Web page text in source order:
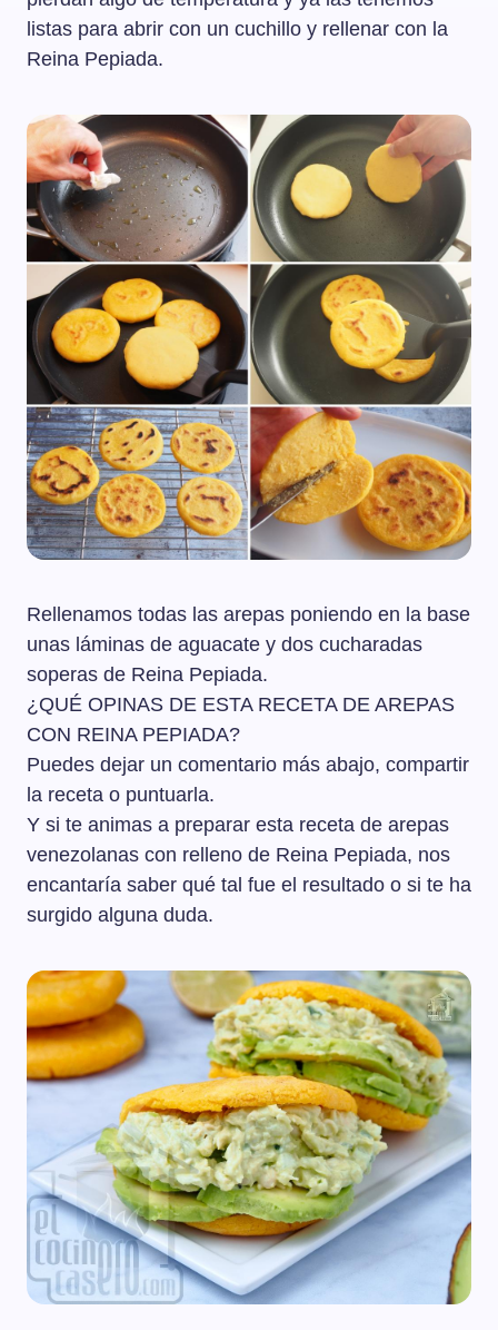
listas para abrir con un cuchillo y rellenar con la
Reina Pepiada.
Rellenamos todas las arepas poniendo en la base
unas láminas de aguacate y dos cucharadas
soperas de Reina Pepiada.
¿QUÉ OPINAS DE ESTA RECETA DE AREPAS
CON REINA PEPIADA?
Puedes dejar un comentario más abajo, compartir
la receta o puntuarla.
Y si te animas a preparar esta receta de arepas
venezolanas con relleno de Reina Pepiada, nos
encantaría saber qué tal fue el resultado o si te ha
surgido alguna duda.